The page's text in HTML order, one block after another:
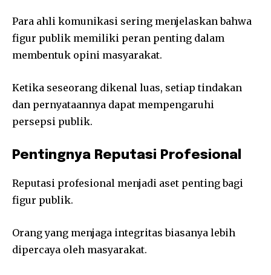
Para ahli komunikasi sering menjelaskan bahwa
figur publik memiliki peran penting dalam
membentuk opini masyarakat.
Ketika seseorang dikenal luas, setiap tindakan
dan pernyataannya dapat mempengaruhi
persepsi publik.
Pentingnya Reputasi Profesional
Reputasi profesional menjadi aset penting bagi
figur publik.
Orang yang menjaga integritas biasanya lebih
dipercaya oleh masyarakat.